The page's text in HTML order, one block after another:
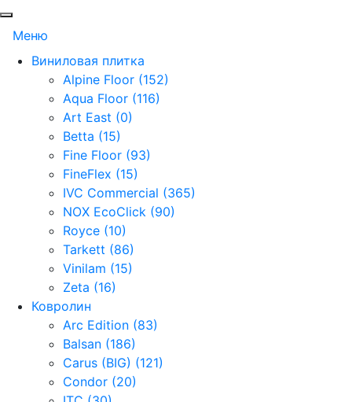
Меню
Виниловая плитка
Alpine Floor (152)
Aqua Floor (116)
Art East (0)
Betta (15)
Fine Floor (93)
FineFlex (15)
IVC Commercial (365)
NOX EcoClick (90)
Royce (10)
Tarkett (86)
Vinilam (15)
Zeta (16)
Ковролин
Arc Edition (83)
Balsan (186)
Carus (BIG) (121)
Condor (20)